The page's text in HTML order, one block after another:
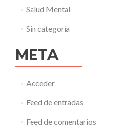
Salud Mental
Sin categoría
META
Acceder
Feed de entradas
Feed de comentarios